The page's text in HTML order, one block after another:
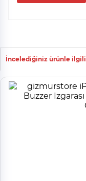
İncelediğiniz ürünle ilgili